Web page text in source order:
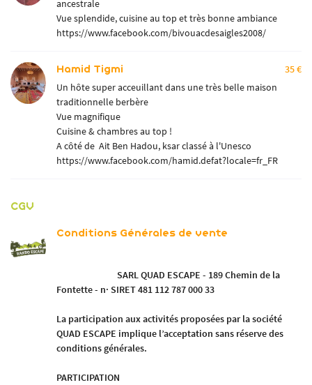
AVIS
ACTUALITÉS
Rejoignez-
ancestrale
Vue splendide, cuisine au top et très bonne ambiance
https://www.facebook.com/bivouacdesaigles2008/
Hamid Tigmi
35 €
Un hôte super acceuillant dans une très belle maison
traditionnelle berbère
Vue magnifique
Cuisine & chambres au top !
A côté de Ait Ben Hadou, ksar classé à l'Unesco
https://www.facebook.com/hamid.defat?locale=fr_FR
CGV
Conditions Générales de vente
SARL QUAD ESCAPE - 189 Chemin de la
Fontette - n· SIRET 481 112 787 000 33
La participation aux activités proposées par la société
QUAD ESCAPE implique l’acceptation sans réserve des
conditions générales.
PARTICIPATION